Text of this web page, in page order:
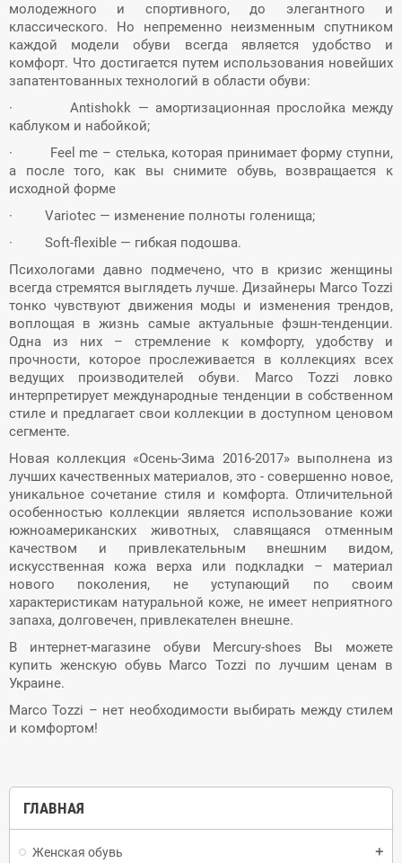
ГЛАВНАЯ
Женская обувь add
молодежного и спортивного, до элегантного и
классического. Но непременно неизменным спутником
каждой модели обуви всегда является удобство и
комфорт. Что достигается путем использования новейших
запатентованных технологий в области обуви:
·
Antishokk — амортизационная прослойка между
каблуком и набойкой;
·
Feel me – cтелька, которая принимает форму ступни,
а после того, как вы снимите обувь, возвращается к
исходной форме
·
Variotec — изменение полноты голенища;
·
Soft-flexible — гибкая подошва.
Психологами давно подмечено, что в кризис женщины
всегда стремятся выглядеть лучше. Дизайнеры Marco Tozzi
тонко чувствуют движения моды и изменения трендов,
воплощая в жизнь самые актуальные фэшн-тенденции.
Одна из них – стремление к комфорту, удобству и
прочности, которое прослеживается в коллекциях всех
ведущих производителей обуви. Marco Tozzi ловко
интерпретирует международные тенденции в собственном
стиле и предлагает свои коллекции в доступном ценовом
сегменте.
Новая коллекция «Осень-Зима 2016-2017» выполнена из
лучших качественных материалов, это - совершенно новое,
уникальное сочетание стиля и комфорта. Отличительной
особенностью коллекции является использование кожи
южноамериканских животных, славящаяся отменным
качеством и привлекательным внешним видом,
искусственная кожа верха или подкладки – материал
нового поколения, не уступающий по своим
характеристикам натуральной коже, не имеет неприятного
запаха, долговечен, привлекателен внешне.
В интернет-магазине обуви Mercury-shoes Вы можете
купить женскую обувь Marco Tozzi по лучшим ценам в
Украине.
Marco Tozzi – нет необходимости выбирать между стилем
и комфортом!